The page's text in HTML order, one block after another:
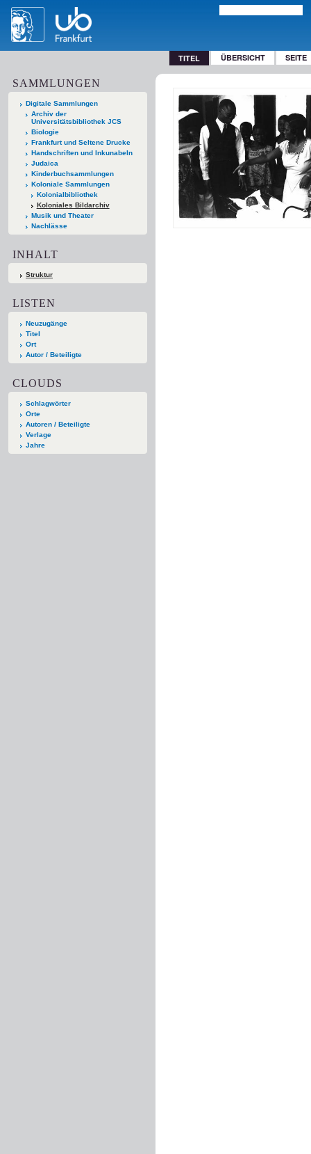
TITEL ÜBERSICHT SEITE
SAMMLUNGEN
Digitale Sammlungen
Archiv der
Universitätsbibliothek JCS
Biologie
Frankfurt und Seltene Drucke
Handschriften und Inkunabeln
Judaica
Kinderbuchsammlungen
Koloniale Sammlungen
Kolonialbibliothek
Koloniales Bildarchiv
Musik und Theater
Nachlässe
INHALT
Struktur
LISTEN
Neuzugänge
Titel
Ort
Autor / Beteiligte
CLOUDS
Schlagwörter
Orte
Autoren / Beteiligte
Verlage
Jahre